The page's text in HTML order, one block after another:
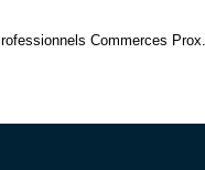
Commerces